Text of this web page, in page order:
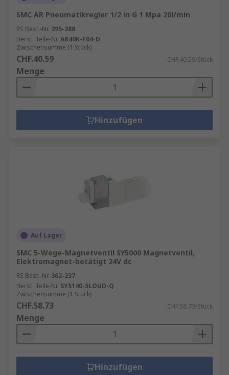
SMC AR Pneumatikregler 1/2 in G 1 Mpa 20l/min
RS Best.-Nr. 395-388
Herst. Teile-Nr. AR40K-F04-D
Zwischensumme (1 Stück)
CHF.40.59 CHF.40.59/Stück
Menge
Hinzufügen
Auf Lager
SMC 5-Wege-Magnetventil SY5000 Magnetventil,
Elektromagnet-betätigt 24V dc
RS Best.-Nr. 362-237
Herst. Teile-Nr. SY5140-5LOUD-Q
Zwischensumme (1 Stück)
CHF.58.73 CHF.58.73/Stück
Menge
Hinzufügen